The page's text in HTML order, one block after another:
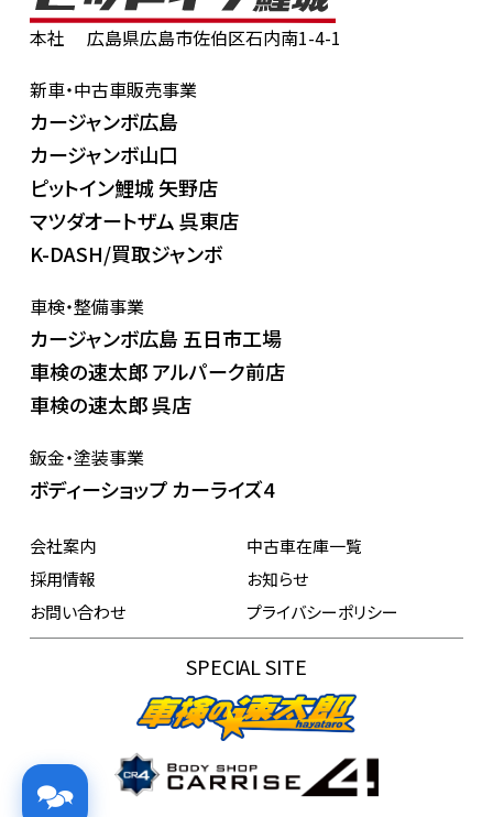
本社
広島県広島市佐伯区石内南1-4-1
新車・中古車販売事業
カージャンボ広島
カージャンボ山口
ピットイン鯉城 矢野店
マツダオートザム 呉東店
K-DASH/買取ジャンボ
車検・整備事業
カージャンボ広島 五日市工場
車検の速太郎 アルパーク前店
車検の速太郎 呉店
鈑金・塗装事業
ボディーショップ カーライズ4
会社案内
中古車在庫一覧
採用情報
お知らせ
お問い合わせ
プライバシーポリシー
SPECIAL SITE